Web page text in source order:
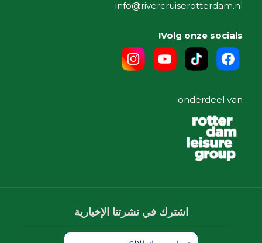
info@rivercruiserotterdam.nl
Volg onze socials!
onderdeel van:
اشترك في نشرتنا الإخبارية